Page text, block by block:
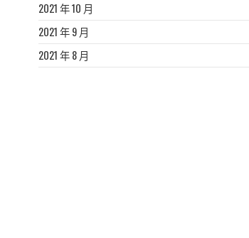
2021 年 10 月
2021 年 9 月
2021 年 8 月